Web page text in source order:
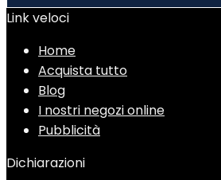
Link veloci
Home
Acquista tutto
Blog
I nostri negozi online
Pubblicità
Dichiarazioni